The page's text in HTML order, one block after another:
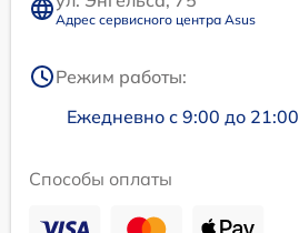
Адрес сервисного центра Asus
Режим работы:
Ежедневно с 9:00 до 21:00
Способы оплаты